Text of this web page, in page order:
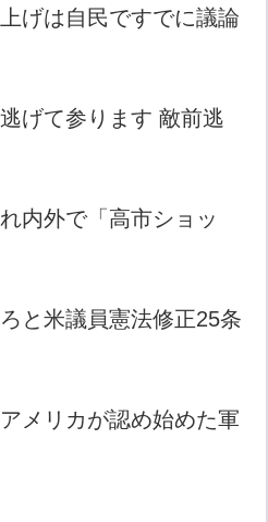
げは自民ですでに議論
げて参ります 敵前逃
内外で「高市ショッ
と米議員憲法修正25条
メリカが認め始めた軍